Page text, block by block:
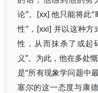
论”。[xx] 他只能将此
性”，[xxi] 并以这种
性，从而抹杀了或起
义”。为此，他在多处
是“所有现象学问题中
塞尔的这一态度与康